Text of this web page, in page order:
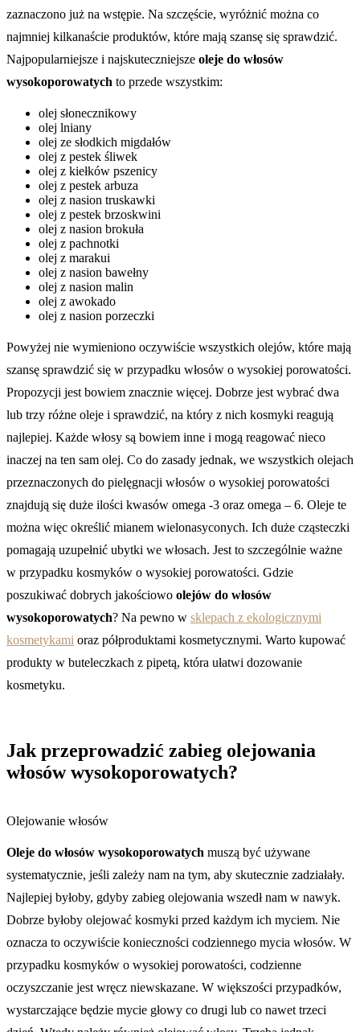
zaznaczono już na wstępie. Na szczęście, wyróżnić można co
najmniej kilkanaście produktów, które mają szansę się sprawdzić.
Najpopularniejsze i najskuteczniejsze oleje do włosów
wysokoporowatych to przede wszystkim:
olej słonecznikowy
olej lniany
olej ze słodkich migdałów
olej z pestek śliwek
olej z kiełków pszenicy
olej z pestek arbuza
olej z nasion truskawki
olej z pestek brzoskwini
olej z nasion brokuła
olej z pachnotki
olej z marakui
olej z nasion bawełny
olej z nasion malin
olej z awokado
olej z nasion porzeczki
Powyżej nie wymieniono oczywiście wszystkich olejów, które mają
szansę sprawdzić się w przypadku włosów o wysokiej porowatości.
Propozycji jest bowiem znacznie więcej. Dobrze jest wybrać dwa
lub trzy różne oleje i sprawdzić, na który z nich kosmyki reagują
najlepiej. Każde włosy są bowiem inne i mogą reagować nieco
inaczej na ten sam olej. Co do zasady jednak, we wszystkich olejach
przeznaczonych do pielęgnacji włosów o wysokiej porowatości
znajdują się duże ilości kwasów omega -3 oraz omega – 6. Oleje te
można więc określić mianem wielonasyconych. Ich duże cząsteczki
pomagają uzupełnić ubytki we włosach. Jest to szczególnie ważne
w przypadku kosmyków o wysokiej porowatości. Gdzie
poszukiwać dobrych jakościowo olejów do włosów
wysokoporowatych? Na pewno w sklepach z ekologicznymi
kosmetykami oraz półproduktami kosmetycznymi. Warto kupować
produkty w buteleczkach z pipetą, która ułatwi dozowanie
kosmetyku.
Jak przeprowadzić zabieg olejowania
włosów wysokoporowatych?
Olejowanie włosów
Oleje do włosów wysokoporowatych muszą być używane
systematycznie, jeśli zależy nam na tym, aby skutecznie zadziałały.
Najlepiej byłoby, gdyby zabieg olejowania wszedł nam w nawyk.
Dobrze byłoby olejować kosmyki przed każdym ich myciem. Nie
oznacza to oczywiście konieczności codziennego mycia włosów. W
przypadku kosmyków o wysokiej porowatości, codzienne
oczyszczanie jest wręcz niewskazane. W większości przypadków,
wystarczające będzie mycie głowy co drugi lub co nawet trzeci